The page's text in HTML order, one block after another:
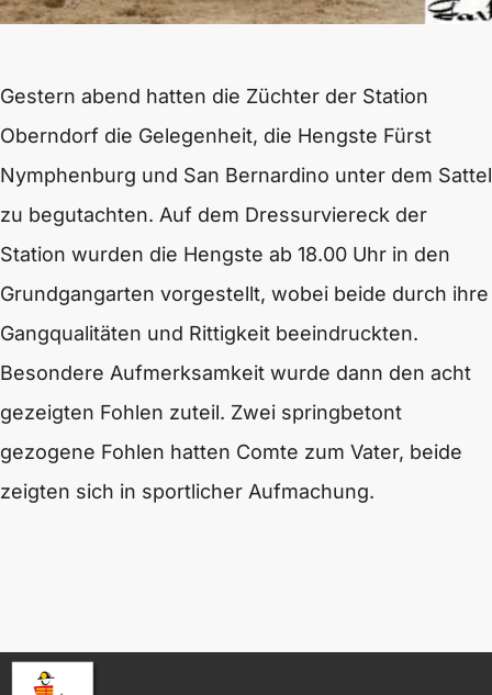
Gestern abend hatten die Züchter der Station
Oberndorf die Gelegenheit, die Hengste Fürst
Nymphenburg und San Bernardino unter dem Sattel
zu begutachten. Auf dem Dressurviereck der
Station wurden die Hengste ab 18.00 Uhr in den
Grundgangarten vorgestellt, wobei beide durch ihre
Gangqualitäten und Rittigkeit beeindruckten.
Besondere Aufmerksamkeit wurde dann den acht
gezeigten Fohlen zuteil. Zwei springbetont
gezogene Fohlen hatten Comte zum Vater, beide
zeigten sich in sportlicher Aufmachung.